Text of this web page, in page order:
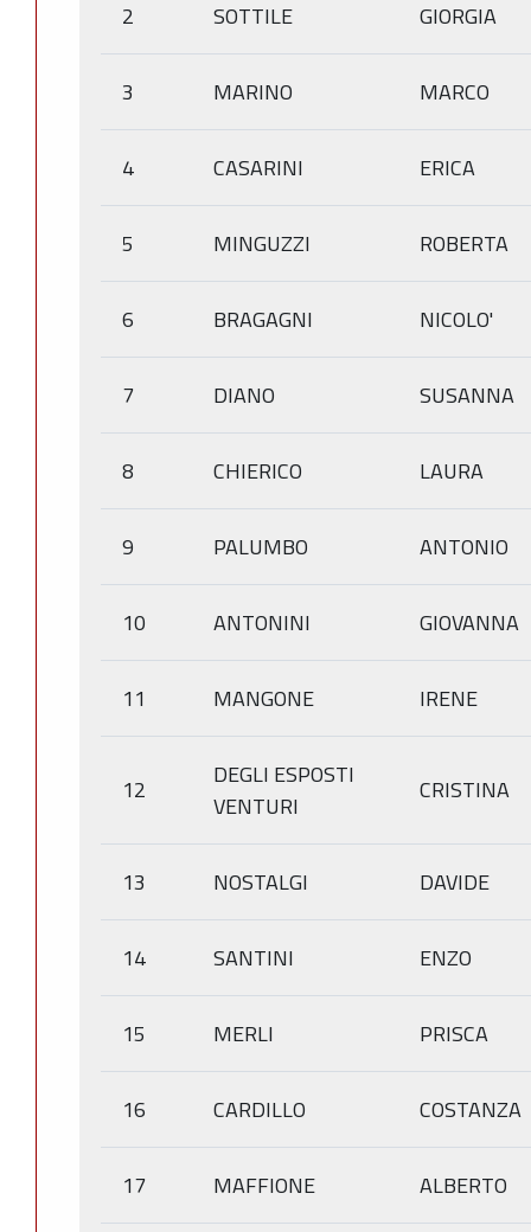
2 SOTTILE GIORGIA
3 MARINO MARCO
4 CASARINI ERICA
5 MINGUZZI ROBERTA
6 BRAGAGNI NICOLO'
7 DIANO SUSANNA
8 CHIERICO LAURA
9 PALUMBO ANTONIO
10 ANTONINI GIOVANNA
11 MANGONE IRENE
12
DEGLI ESPOSTI
VENTURI
CRISTINA
13 NOSTALGI DAVIDE
14 SANTINI ENZO
15 MERLI PRISCA
16 CARDILLO COSTANZA
17 MAFFIONE ALBERTO